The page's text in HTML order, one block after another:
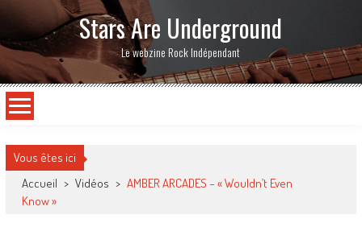
Stars Are Underground
Le webzine Rock Indépendant
Vous êtes ici
Accueil > Vidéos > AMBER ARCADES – « Wouldn’t Even
Know »